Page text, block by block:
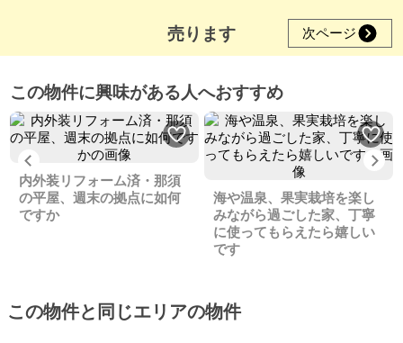
売ります 次ページ
この物件に興味がある人へおすすめ
Previous
内外装リフォーム済・那須
の平屋、週末の拠点に如何
ですか
海や温泉、果実栽培を楽し
みながら過ごした家、丁寧
に使ってもらえたら嬉しい
です
この物件と同じエリアの物件